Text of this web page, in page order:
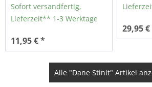
Sofort versandfertig,
Lieferzeit** 1-3 Werktage
11,95 € *
29,95
Alle "Dane Stinit" Artikel